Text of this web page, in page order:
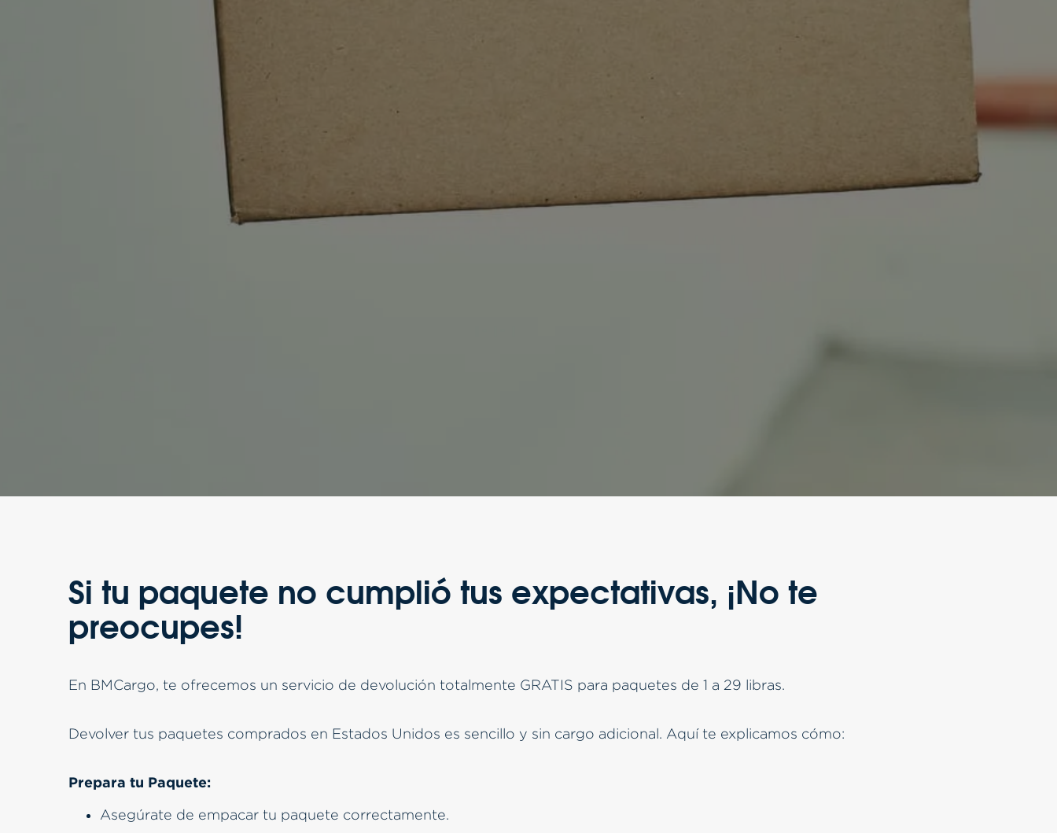
Si tu paquete no cumplió tus expectativas, ¡No te
preocupes!
En BMCargo, te ofrecemos un servicio de devolución totalmente GRATIS para paquetes de 1 a 29 libras.
Devolver tus paquetes comprados en Estados Unidos es sencillo y sin cargo adicional. Aquí te explicamos cómo:
Prepara tu Paquete:
Asegúrate de empacar tu paquete correctamente.